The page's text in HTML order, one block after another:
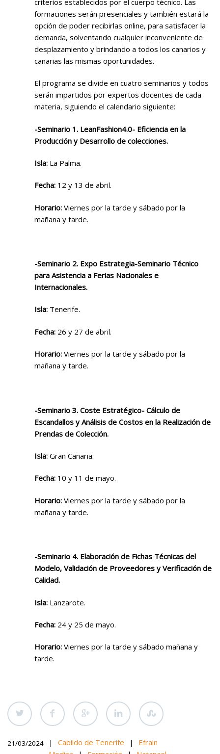
formaciones serán presenciales y también estará la
opción de poder recibirlas online, para satisfacer la
demanda, solventando cualquier inconveniente de
desplazamiento y brindando a todos los canarios y
canarias las mismas oportunidades.
El programa se divide en cuatro seminarios y todos
serán impartidos por expertos docentes de cada
materia, siguiendo el calendario siguiente:
-Seminario 1. LeanFashion4.0- Eficiencia en la
Producción y Desarrollo de colecciones.
Isla: La Palma.
Fecha: 12 y 13 de abril.
Horario: Viernes por la tarde y sábado por la
mañana y tarde.
-Seminario 2. Expo Estrategia-Seminario Técnico
para Asistencia a Ferias Nacionales e
Internacionales.
Isla: Tenerife.
Fecha: 26 y 27 de abril.
Horario: Viernes por la tarde y sábado por la
mañana y tarde.
-Seminario 3. Coste Estratégico- Cálculo de
Escandallos y Análisis de Costos en la Realización de
Prendas de Colección.
Isla: Gran Canaria.
Fecha: 10 y 11 de mayo.
Horario: Viernes por la tarde y sábado por la
mañana y tarde.
-Seminario 4. Elaboración de Fichas Técnicas del
Modelo, Validación de Proveedores y Verificación de
Calidad.
Isla: Lanzarote.
Fecha: 24 y 25 de mayo.
Horario: Viernes por la tarde y sábado mañana y
tarde.
21/03/2024 | Cabildo de Tenerife |
Efrain